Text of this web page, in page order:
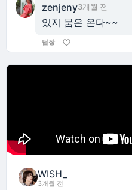
zenjeny3개월 전
있지 붐은 온다~~
답장
WISH_
3개월 전